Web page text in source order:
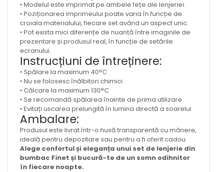
• Modelul este imprimat pe ambele fețe ale lenjeriei.
• Poziționarea imprimeului poate varia în funcție de
croiala materialului, fiecare set având un aspect unic.
• Pot exista mici diferențe de nuanță între imaginile de
prezentare și produsul real, în funcție de setările
ecranului.
Instrucțiuni de întreținere:
• Spălare la maximum 40°C
• Nu se folosesc înălbitori chimici
• Călcare la maximum 130°C
• Se recomandă spălarea înainte de prima utilizare
• Evitați uscarea prelungită în lumina directă a soarelui
Ambalare:
Produsul este livrat într-o husă transparentă cu mânere,
ideală pentru depozitare sau pentru a fi oferit cadou.
Alege confortul și eleganța unui set de lenjerie din
bumbac Finet și bucură-te de un somn odihnitor
în fiecare noapte.